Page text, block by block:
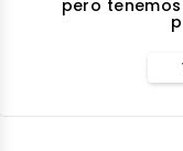
pero